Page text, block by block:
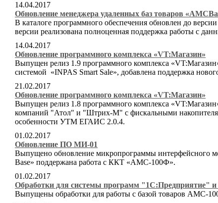
14.04.2017
Обновление менеджера удаленных баз товаров
В каталоге программного обеспечения обновлен до
версии реализована полноценная поддержка работы с
14.04.2017
Обновление программного комплекса «VT:Магазин»
Выпущен релиз 1.9 программного комплекса
системой «INPAS Smart Sale», добавлена поддержка
21.02.2017
Обновление программного комплекса «VT:Магазин»
Выпущен релиз 1.8 программного комплекса
компаний "Атол" и "Штрих-М" с фискальными
особенности УТМ ЕГАИС 2.0.4.
01.02.2017
Обновление ПО МИ-01
Выпущено обновление микропрограммы интерфейсного
Base» поддержана работа с ККТ «АМС-100Ф».
01.02.2017
Обработки для системы программ "1С:Предприятие"
Выпущены обработки для работы с базой товаров АМС-